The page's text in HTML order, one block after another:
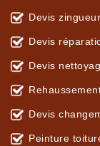
Devis
Devis
Devis
Devis
Peinture